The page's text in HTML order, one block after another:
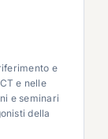
e
e nelle
e seminari
della